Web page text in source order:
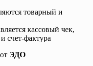
товарный и
кассовый чек,
счет-фактура
ЭДО